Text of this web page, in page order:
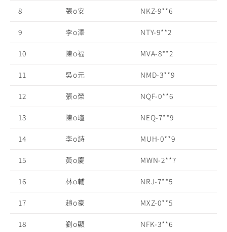
8 張o安 NKZ-9**6
9 李o澤 NTY-9**2
10 陳o福 MVA-8**2
11 吳o元 NMD-3**9
12 張o榮 NQF-0**6
13 陳o瑄 NEQ-7**9
14 李o詩 MUH-0**9
15 黃o慶 MWN-2**7
16 林o輔 NRJ-7**5
17 趙o豪 MXZ-0**5
18 劉o顯 NFK-3**6